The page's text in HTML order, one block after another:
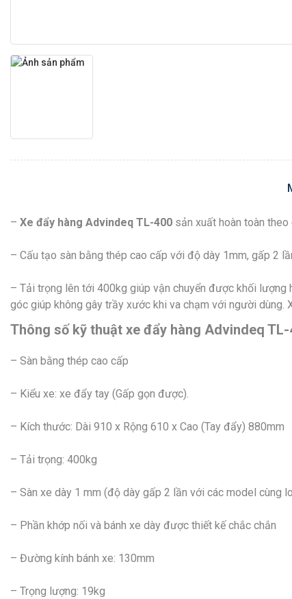
– Xe đẩy hàng Advindeq TL-400 sản xuất hoàn toàn
– Cấu tạo sàn bằng thép cao cấp với độ dày 1mm, gấp 2
– Tải trọng lên tới 400kg giúp vận chuyển được khối lượng
góc giúp không gây trầy xước khi va chạm với người dùng.
Thông số kỹ thuật xe đẩy hàng Advindeq TL-
– Sàn bằng thép cao cấp
– Kiểu xe: xe đẩy tay (Gấp gọn được).
– Kích thước: Dài 910 x Rộng 610 x Cao (Tay đẩy) 880mm
– Tải trọng: 400kg
– Sàn xe dày 1 mm (độ dày gấp 2 lần với các model cùng
– Phần khớp nối và bánh xe dày được thiết kế chắc chắn
– Đường kính bánh xe: 130mm
– Trọng lượng: 19kg